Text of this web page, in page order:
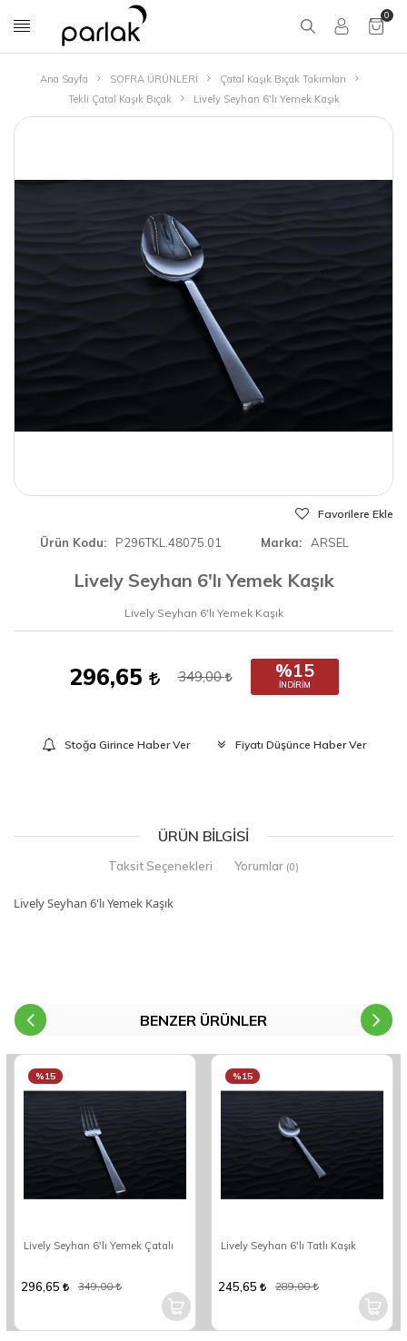
0
Ana Sayfa SOFRA ÜRÜNLERİ
Çatal Kaşık Bıçak Takımları
Tekli Çatal Kaşık Bıçak
Lively Seyhan 6'lı Yemek Kaşık
Favorilere Ekle
Ürün Kodu P296TKL.48075.01 Marka ARSEL
Lively Seyhan 6'lı Yemek Kaşık
Lively Seyhan 6'lı Yemek Kaşık
296,65 349,00 %15
İNDIRIM
Stoğa Girince Haber Ver Fiyatı Düşünce Haber Ver
ÜRÜN BILGISI
Taksit Seçenekleri Yorumlar (0)
Lively Seyhan 6'lı Yemek Kaşık
BENZER ÜRÜNLER
Lively Seyhan 6'lı Yemek Çatalı
%15
296,65 349,00
Lively Seyhan 6'lı Tatlı Kaşık
%15
245,65 289,00